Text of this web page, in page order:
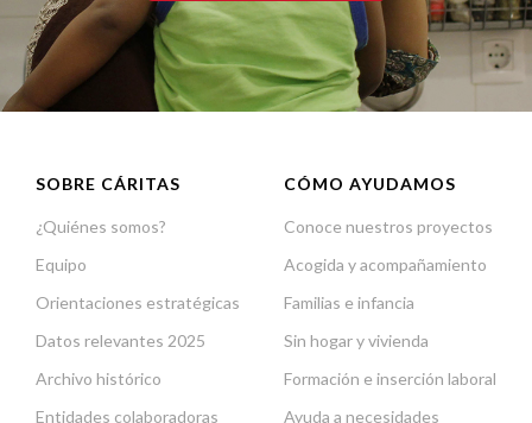
SOBRE CÁRITAS
¿Quiénes somos?
Equipo
Orientaciones estratégicas
Datos relevantes 2025
Archivo histórico
Entidades colaboradoras
CÓMO AYUDAMOS
Conoce nuestros proyectos
Acogida y acompañamiento
Familias e infancia
Sin hogar y vivienda
Formación e inserción laboral
Ayuda a necesidades